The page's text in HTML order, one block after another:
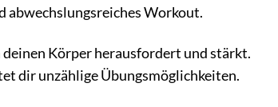
abwechslungsreiches Workout.
Körper herausfordert und stärkt.
dir unzählige Übungsmöglichkeiten.